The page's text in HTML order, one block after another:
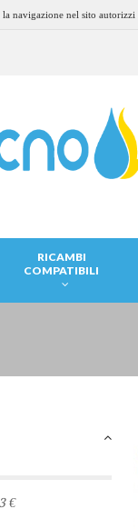
navigazione nel sito autorizzi
RICAMBI
COMPATIBILI